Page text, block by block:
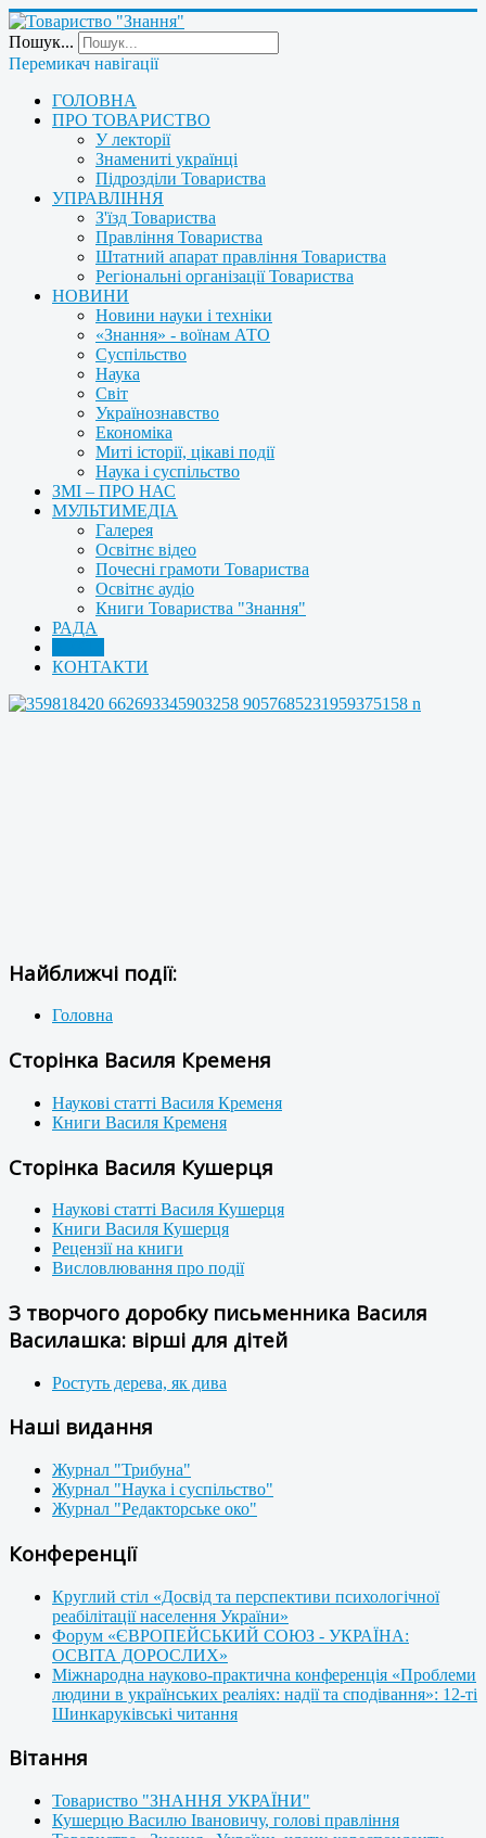
Пошук...
Перемикач навігації
ГОЛОВНА
ПРО ТОВАРИСТВО
У лекторії
Знамениті українці
Підрозділи Товариства
УПРАВЛІННЯ
З'їзд Товариства
Правління Товариства
Штатний апарат правління Товариства
Регіональні організації Товариства
НОВИНИ
Новини науки і техніки
«Знання» - воїнам АТО
Суспільство
Наука
Світ
Українознавство
Економіка
Миті історії, цікаві події
Наука і суспільство
ЗМІ – ПРО НАС
МУЛЬТИМЕДІА
Галерея
Освітнє відео
Почесні грамоти Товариства
Освітнє аудіо
Книги Товариства "Знання"
РАДА
КОНТАКТИ
Найближчі події:
Головна
Сторінка Василя Кременя
Наукові статті Василя Кременя
Книги Василя Кременя
Сторінка Василя Кушерця
Наукові статті Василя Кушерця
Книги Василя Кушерця
Рецензії на книги
Висловлювання про події
З творчого доробку письменника Василя
Василашка: вірші для дітей
Ростуть дерева, як дива
Наші видання
Журнал "Трибуна"
Журнал "Наука і суспільство"
Журнал "Редакторське око"
Конференції
Круглий стіл «Досвід та перспективи психологічної
реабілітації населення України»
Форум «ЄВРОПЕЙСЬКИЙ СОЮЗ - УКРАЇНА:
ОСВІТА ДОРОСЛИХ»
Міжнародна науково-практична конференція «Проблеми
людини в українських реаліях: надії та сподівання»: 12-ті
Шинкаруківські читання
Вітання
Товариство "ЗНАННЯ УКРАЇНИ"
Кушерцю Василю Івановичу, голові правління